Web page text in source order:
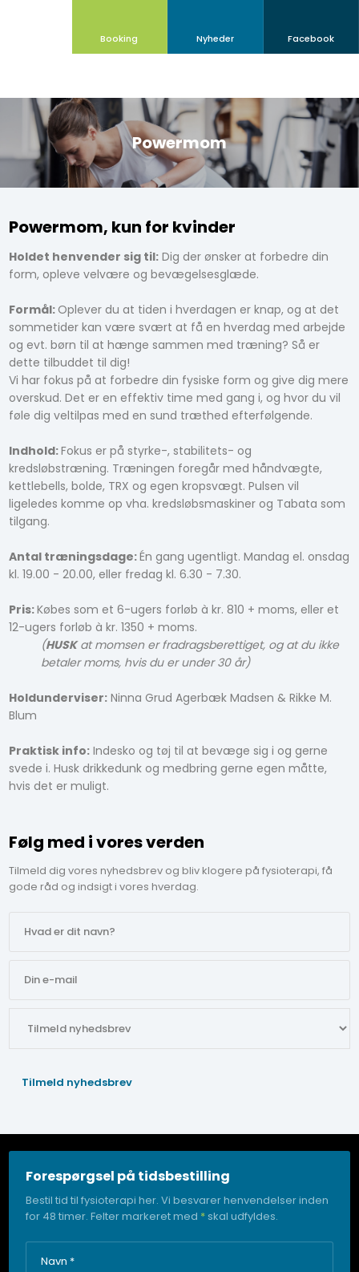
Booking Nyheder​ Facebook
Powermom​
Powermom, kun for kvinder
Holdet henvender sig til:Dig der ønsker at forbedre din
form, opleve velvære og bevægelsesglæde.
Formål: Oplever du at tiden i hverdagen er knap, og at det
sommetider kan være svært at få en hverdag med arbejde
og evt. børn til at hænge sammen med træning? Så er
dette tilbuddet til dig!
Vi har fokus på at forbedre din fysiske form og give dig mere
overskud. Det er en effektiv time med gang i, og hvor du vil
føle dig veltilpas med en sund træthed efterfølgende.
Indhold:Fokus er på styrke-, stabilitets- og
kredsløbstræning. Træningen foregår med håndvægte,
kettlebells, bolde, TRX og egen kropsvægt. Pulsen vil
ligeledes komme op vha. kredsløbsmaskiner og Tabata som
tilgang.
Antal træningsdage:Én gang ugentligt. Mandag el. onsdag
kl. 19.00 - 20.00, eller fredag kl. 6.30 - 7.30.
Pris:Købes som et 6-ugers forløb à kr. 810 + moms, eller et
12-ugers forløb à kr. 1350 + moms.
(HUSKat momsen er fradragsberettiget, og at du ikke
betaler moms, hvis du er under 30 år)
Holdunderviser:Ninna Grud Agerbæk Madsen & Rikke M.
Blum
Praktisk info:Indesko og tøj til at bevæge sig i og gerne
svede i. Husk drikkedunk og medbring gerne egen måtte,
hvis det er muligt.
Følg med i vores verden
Tilmeld dig vores nyhedsbrev og bliv klogere på fysioterapi, få
gode råd og indsigt i vores hverdag.
Forespørgsel på tidsbestilling
Bestil tid til fysioterapi her. Vi besvarer henvendelser inden
for 48 timer. Felter markeret med * skal udfyldes.